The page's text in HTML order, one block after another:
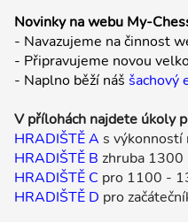
Novinky na webu My-
- Navazujeme na činnost
- Připravujeme novou
- Naplno běží náš šachový
V přílohách najdete úkoly
HRADIŠTĚ A s výkonností
HRADIŠTĚ B zhruba
HRADIŠTĚ C pro 1100 -
HRADIŠTĚ D pro